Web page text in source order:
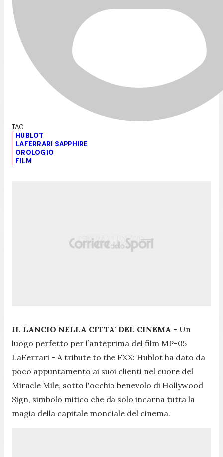
HUBLOT
LAFERRARI SAPPHIRE
OROLOGIO
FILM
IL LANCIO NELLA CITTA' DEL CINEMA - Un
luogo perfetto per l’anteprima del film MP-05
LaFerrari - A tribute to the FXX: Hublot ha dato da
poco appuntamento ai suoi clienti nel cuore del
Miracle Mile, sotto l'occhio benevolo di Hollywood
Sign, simbolo mitico che da solo incarna tutta la
magia della capitale mondiale del cinema.